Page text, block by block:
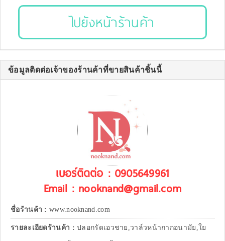
ไปยังหน้าร้านค้า
ข้อมูลติดต่อเจ้าของร้านค้าที่ขายสินค้าชิ้นนี้
เบอร์ติดต่อ : 0905649961
Email : nooknand@gmail.com
ชื่อร้านค้า : www.nooknand.com
รายละเอียดร้านค้า :ปลอกรัดเอวชาย,วาล์วหน้ากากอนามัย,ใย